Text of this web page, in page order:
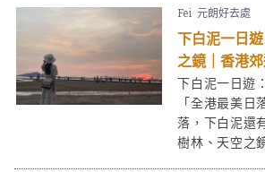
獸大廈
際，很多遊客
的鬧市奇景，
Fei 元朗好去處
下白泥一日
之鏡｜香港
下白泥一日遊
「全港最美日
落，下白泥還
樹林、天空之